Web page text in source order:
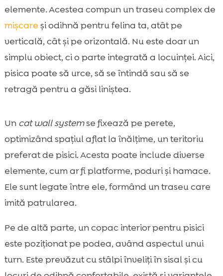
elemente. Acestea compun un traseu complex de
mișcare și odihnă pentru felina ta, atât pe
verticală, cât și pe orizontală. Nu este doar un
simplu obiect, ci o parte integrată a locuinței. Aici,
pisica poate să urce, să se întindă sau să se
retragă pentru a găsi liniștea.
Un cat wall systemse fixează pe perete,
optimizând spațiul aflat la înălțime, un teritoriu
preferat de pisici. Acesta poate include diverse
elemente, cum ar fi platforme, poduri și hamace.
Ele sunt legate între ele, formând un traseu care
imită patrularea.
Pe de altă parte, un copac interior pentru pisici
este poziționat pe podea, având aspectul unui
turn. Este prevăzut cu stâlpi înveliți în sisal și cu